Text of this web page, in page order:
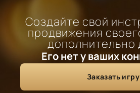
Создайте свой
продвижения
дополнительно
Его нет у ваших
Заказать игру